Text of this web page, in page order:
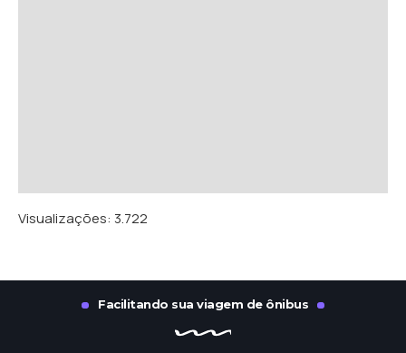
Visualizações: 3.722
Facilitando sua viagem de ônibus